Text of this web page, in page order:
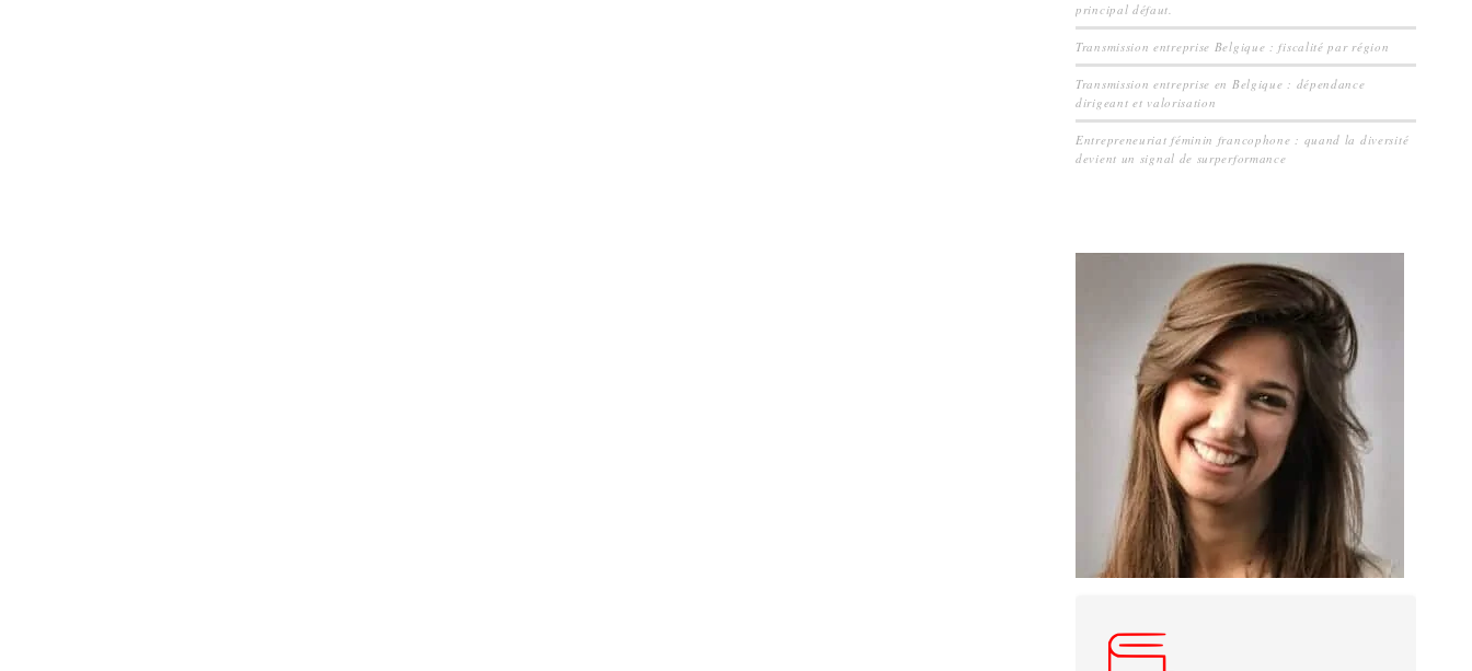
principal défaut.
Transmission entreprise Belgique : fiscalité par région
Transmission entreprise en Belgique : dépendance
dirigeant et valorisation
Entrepreneuriat féminin francophone : quand la diversité
devient un signal de surperformance